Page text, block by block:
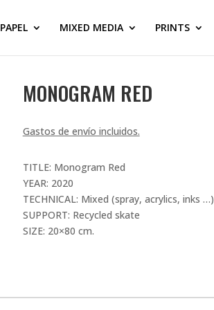
PAPEL MIXED MEDIA PRINTS
MONOGRAM RED
Gastos de envío incluidos.
TITLE: Monogram Red
YEAR: 2020
TECHNICAL: Mixed (spray, acrylics, inks …)
SUPPORT: Recycled skate
SIZE: 20×80 cm.